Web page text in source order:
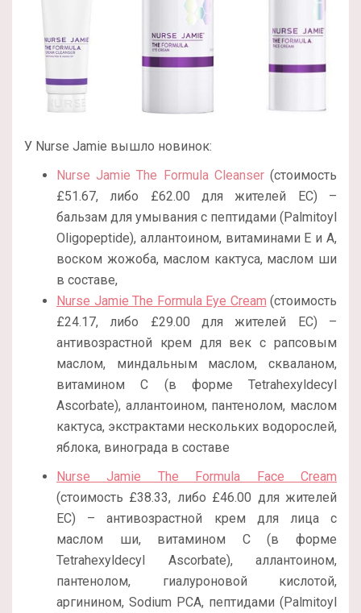
У Nurse Jamie вышло новинок:
Nurse Jamie The Formula Cleanser(стоимость
£51.67, либо £62.00 для жителей ЕС) –
бальзам для умывания с пептидами (Palmitoyl
Oligopeptide), аллантоином, витаминами Е и А,
воском жожоба, маслом кактуса, маслом ши
в составе,
Nurse Jamie The Formula Eye Cream (стоимость
£24.17, либо £29.00 для жителей ЕС) –
антивозрастной крем для век с рапсовым
маслом, миндальным маслом, скваланом,
витамином С (в форме Tetrahexyldecyl
Ascorbate), аллантоином, пантенолом, маслом
кактуса, экстрактами нескольких водорослей,
яблока, винограда в составе
Nurse Jamie The Formula Face Cream
(стоимость £38.33, либо £46.00 для жителей
ЕС) – антивозрастной крем для лица с
маслом ши, витамином С (в форме
Tetrahexyldecyl Ascorbate), аллантоином,
пантенолом, гиалуроновой кислотой,
аргинином, Sodium PCA, пептидами (Palmitoyl